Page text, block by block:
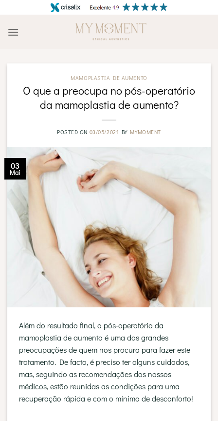
content
MAMOPLASTIA DE AUMENTO
O que a preocupa no pós-operatório
da mamoplastia de aumento?
POSTED ON 03/05/2021 BY MYMOMENT
03
Mai
Além do resultado final, o pós-operatório da
mamoplastia de aumento é uma das grandes
preocupações de quem nos procura para fazer este
tratamento. De facto, é preciso ter alguns cuidados,
mas, seguindo as recomendações dos nossos
médicos, estão reunidas as condições para uma
recuperação rápida e com o mínimo de desconforto!